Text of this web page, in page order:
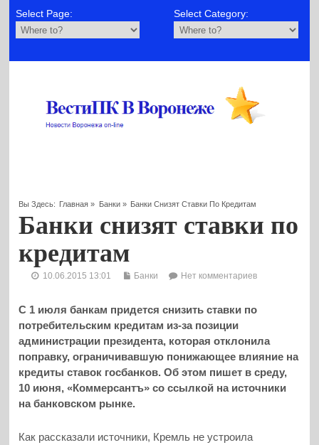
Select Page: Select Category:
Вы Здесь: Главная » Банки» Банки Снизят Ставки По Кредитам
Банки снизят ставки по
кредитам
10.06.2015 13:01 Банки Нет комментариев
С 1 июля банкам придется снизить ставки по
потребительским кредитам из-за позиции
администрации президента, которая отклонила
поправку, ограничивавшую понижающее влияние на
кредиты ставок госбанков. Об этом пишет в среду,
10 июня, «Коммерсантъ» со ссылкой на источники
на банковском рынке.
Как рассказали источники, Кремль не устроила